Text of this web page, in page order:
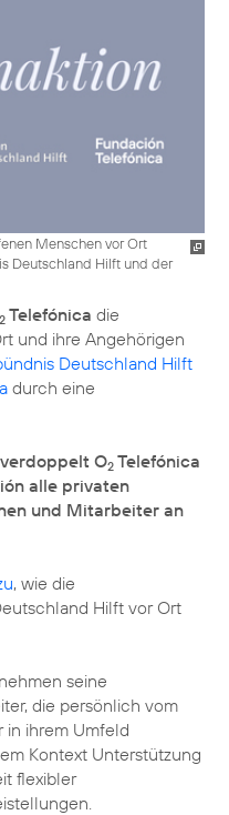
Menschen vor Ort
Deutschland Hilft und der
2 Telefónica die
und ihre Angehörigen
Deutschland Hilft
durch eine
O2 Telefónica
alle privaten
und Mitarbeiter an
, wie die
Hilft vor Ort
seine
die persönlich vom
in ihrem Umfeld
Kontext Unterstützung
flexibler